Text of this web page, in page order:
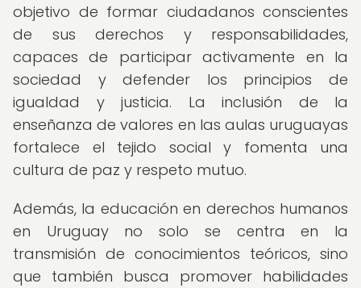
objetivo de formar ciudadanos conscientes
de sus derechos y responsabilidades,
capaces de participar activamente en la
sociedad y defender los principios de
igualdad y justicia. La inclusión de la
enseñanza de valores en las aulas uruguayas
fortalece el tejido social y fomenta una
cultura de paz y respeto mutuo.
Además, la educación en derechos humanos
en Uruguay no solo se centra en la
transmisión de conocimientos teóricos, sino
que también busca promover habilidades